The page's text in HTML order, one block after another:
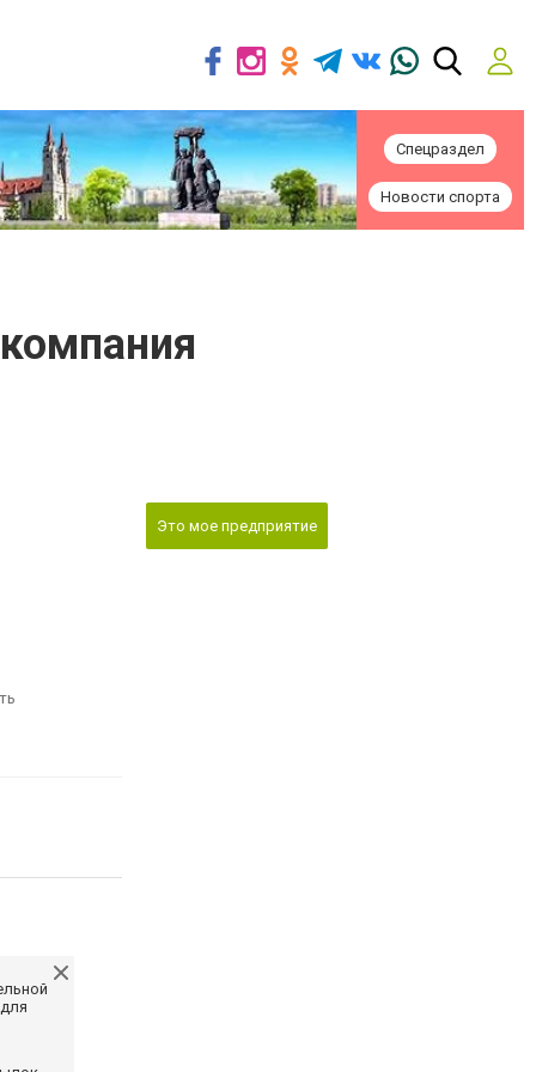
Спецраздел
Новости спорта
Это мое предприятие